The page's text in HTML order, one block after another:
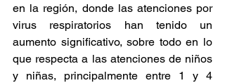
en la región, donde las atenciones por
virus respiratorios han tenido un
aumento significativo, sobre todo en lo
que respecta a las atenciones de niños
y niñas, principalmente entre 1 y 4